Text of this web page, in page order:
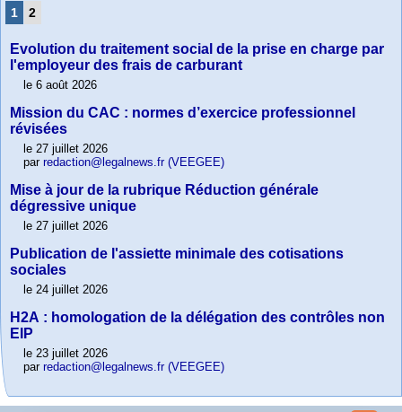
1 2
Evolution du traitement social de la prise en charge par
l'employeur des frais de carburant
le 6 août 2026
Mission du CAC : normes d’exercice professionnel
révisées
le 27 juillet 2026
par redaction@legalnews.fr (VEEGEE)
Mise à jour de la rubrique Réduction générale
dégressive unique
le 27 juillet 2026
Publication de l'assiette minimale des cotisations
sociales
le 24 juillet 2026
H2A : homologation de la délégation des contrôles non
EIP
le 23 juillet 2026
par redaction@legalnews.fr (VEEGEE)